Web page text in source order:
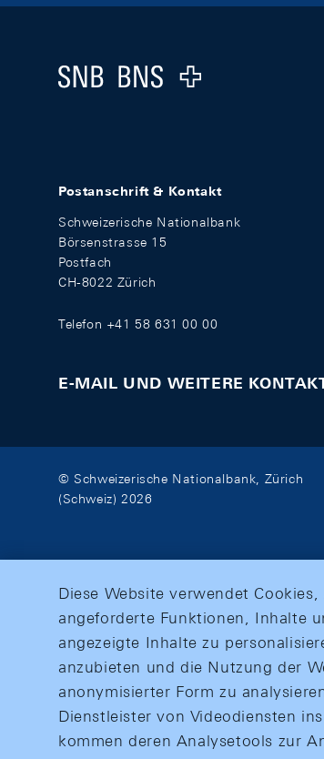
Logo
Postanschrift & Kontakt
Schweizerische Nationalbank
Börsenstrasse 15
Postfach
CH-8022 Zürich
Telefon +41 58 631 00 00
E-MAIL UND WEITERE
© Schweizerische Nationalbank, Zürich
(Schweiz) 2026
Diese Website verwendet
angeforderte Funktionen, Inhalte
angezeigte Inhalte zu
anzubieten und die Nutzung der
anonymisierter Form zu
Dienstleister von Videodiensten
kommen deren Analysetools zur